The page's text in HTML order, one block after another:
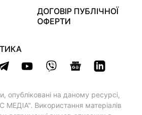
ДОГОВІР ПУБЛІЧНОЇ
ОФЕРТИ
опубліковані на даному ресурсі,
Використання матеріалів